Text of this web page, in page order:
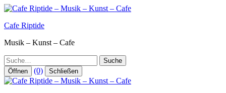
Zum
springen
Cafe Riptide
Musik – Kunst – Cafe
Suche
Öffnen (0) Schließen